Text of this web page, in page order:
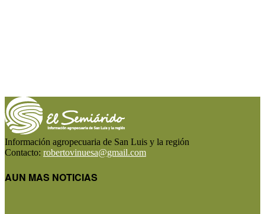
Información agropecuaria de San Luis y la región
Contacto: robertovinuesa@gmail.com
AUN MAS NOTICIAS